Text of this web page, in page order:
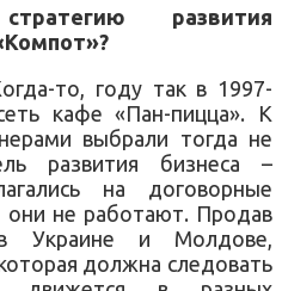
развития
то, году так в 1997-
кафе «Пан-пицца». К
выбрали тогда не
развития бизнеса –
на договорные
они не работают. Продав
Украине и Молдове,
должна следовать